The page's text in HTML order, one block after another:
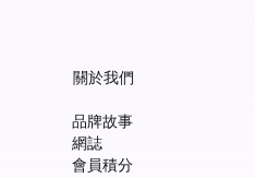
關於我們
品牌故事
網誌
會員積分